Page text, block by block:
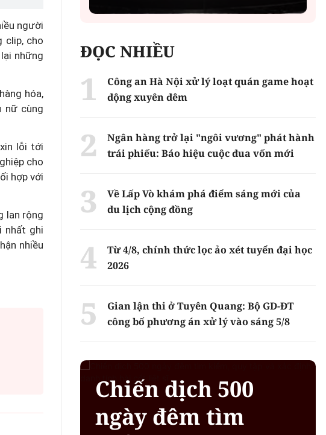
người
clip, cho
những
hóa,
nữ cùng
lỗi tới
cho
hợp với
lan rộng
nhất ghi
nhiều
ĐỌC NHIỀU
Công an Hà Nội xử lý loạt quán game hoạt
động xuyên đêm
Ngân hàng trở lại "ngôi vương" phát hành
trái phiếu: Báo hiệu cuộc đua vốn mới
Về Lấp Vò khám phá điểm sáng mới của
du lịch cộng đồng
Từ 4/8, chính thức lọc ảo xét tuyển đại học
2026
Gian lận thi ở Tuyên Quang: Bộ GD-ĐT
công bố phương án xử lý vào sáng 5/8
Chiến dịch 500
ngày đêm tìm